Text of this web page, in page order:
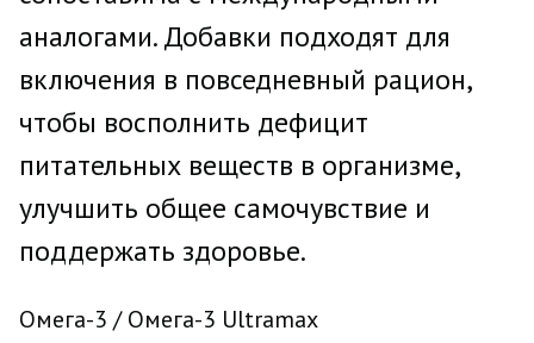
аналогами. Добавки подходят для
включения в повседневный рацион,
чтобы восполнить дефицит
питательных веществ в организме,
улучшить общее самочувствие и
поддержать здоровье.
Омега-3 / Омега-3 Ultramax